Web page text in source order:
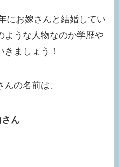
にお嫁さんと結婚してい
ような人物なのか学歴や
ましょう！
の名前は、
さん